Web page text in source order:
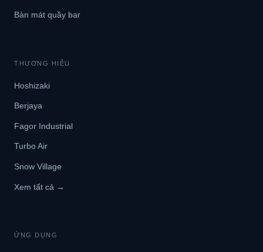
Bàn mát quầy bar
THƯƠNG HIỆU
Hoshizaki
Berjaya
Fagor Industrial
Turbo Air
Snow Village
Xem tất cả →
ỨNG DỤNG